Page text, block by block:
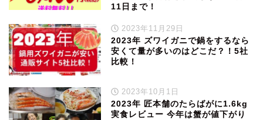
11日まで！
2023年11月29日
2023年 ズワイガニで鍋をするなら
安くて量が多いのはどこだ？！5社
比較！
2023年10月1日
2023年 匠本舗のたらばがに1.6kg
実食レビュー 今年は蟹が値下がり